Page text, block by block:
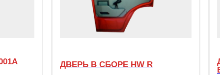
ДВЕРЬ В СБОРЕ HW R